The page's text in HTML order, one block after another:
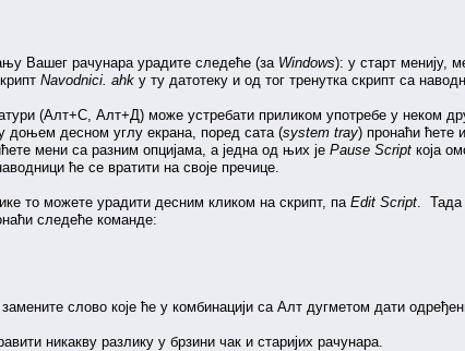
Вашег рачунара урадите следеће (за Windows): у старт менију,
Navodnici. ahk у ту датотеку и од тог тренутка скрипт са
(Алт+С, Алт+Д) може устребати приликом употребе у неком
доњем десном углу екрана, поред сата (system tray) пронаћи ћете
мени са разним опцијама, а једна од њих је Pause Script која
ће се вратити на своје пречице.
то можете урадити десним кликом на скрипт, па Edit Script .
следеће команде:
слово које ће у комбинацији са Алт дугметом дати
никакву разлику у брзини чак и старијих рачунара.